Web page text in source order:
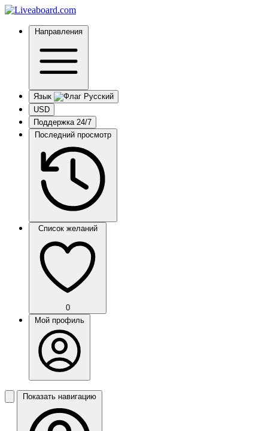
Направления
Язык
USD
Поддержка 24/7
Последний просмотр
Список желаний
0
Мой профиль
Показать навигацию